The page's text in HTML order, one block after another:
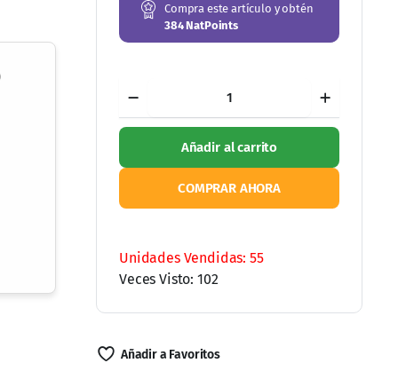
Compra este artículo y obtén
384NatPoints
Garcinia
Suplemento
Alimenticio
Cápsulas
cantidad
Añadir al carrito
COMPRAR AHORA